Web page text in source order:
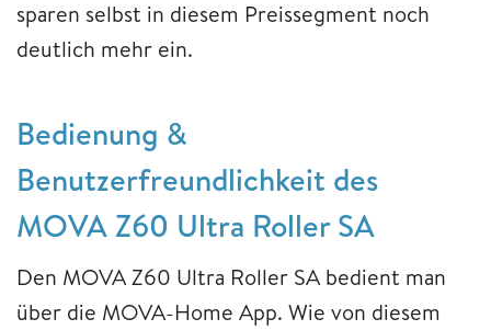
sparen selbst in diesem Preissegment noch
deutlich mehr ein.
Bedienung &
Benutzerfreundlichkeit des
MOVA Z60 Ultra Roller SA
Den MOVA Z60 Ultra Roller SA bedient man
über die MOVA-Home App. Wie von diesem